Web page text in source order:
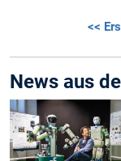
<<
News aus